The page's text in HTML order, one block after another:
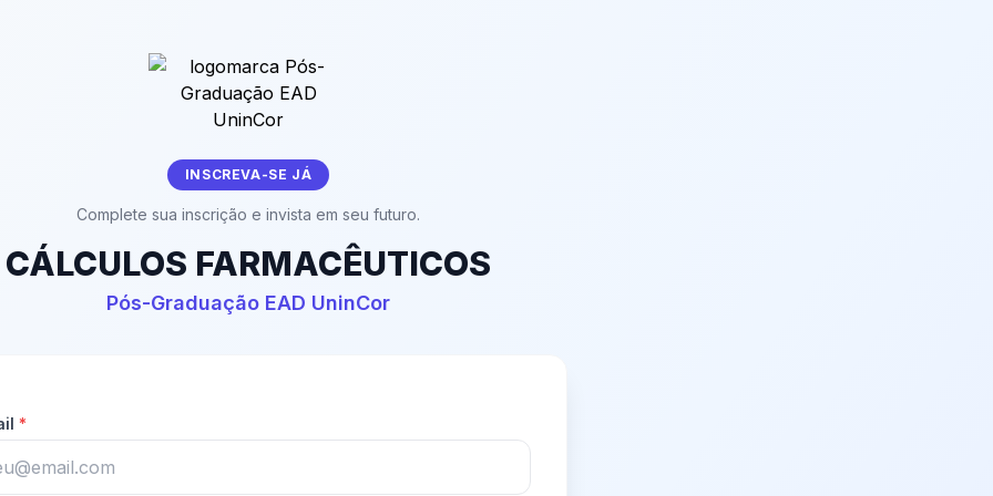
INSCREVA-SE JÁ
Complete sua inscrição e invista em seu futuro.
CÁLCULOS FARMACÊUTICOS
Pós-Graduação EAD UninCor
*